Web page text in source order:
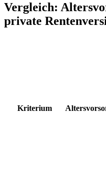
Vergleich:
private
Kriterium